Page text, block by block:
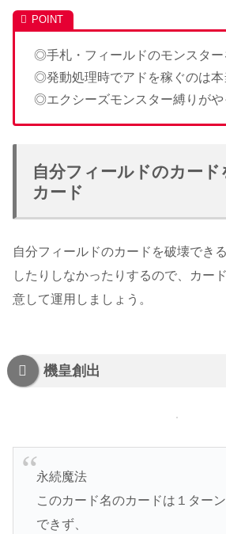
◎手札・フィールドのモンスター
◎発動処理時でアドを稼ぐのは本
◎エクシーズモンスター縛りがや
自分フィールドのカード
カード
自分フィールドのカードを破壊でき
したりしなかったりするので、カー
意して運用しましょう。
機皇創出
永続魔法
このカード名のカードは１ター
できず、